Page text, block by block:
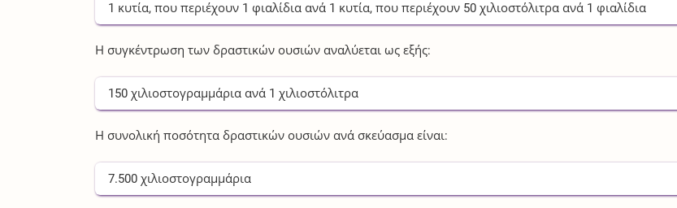
1 κυτία, που περιέχουν 1 φιαλίδια ανά 1 κυτία, που περιέχουν 50 χιλιοστόλιτρα ανά 1 φιαλίδια
Η συγκέντρωση των δραστικών ουσιών αναλύεται ως εξής:
150 χιλιοστογραμμάρια ανά 1 χιλιοστόλιτρα
Η συνολική ποσότητα δραστικών ουσιών ανά σκεύασμα είναι:
7.500 χιλιοστογραμμάρια